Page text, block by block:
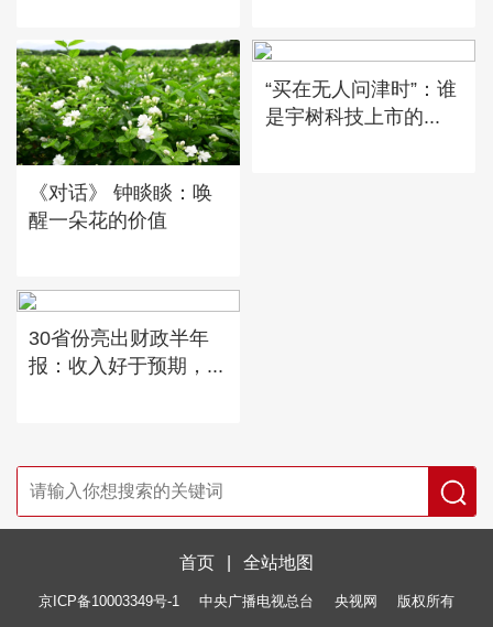
《对话》 钟睒睒：唤
醒一朵花的价值
“买在无人问津时”：谁
是宇树科技上市的...
30省份亮出财政半年
报：收入好于预期，...
首页 全站地图
京ICP备10003349号-1 中央广播电视总台 央视网 版权所有